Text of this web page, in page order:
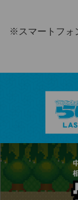
※スマートフォ